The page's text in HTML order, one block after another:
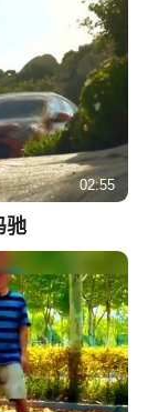
02:55
驰